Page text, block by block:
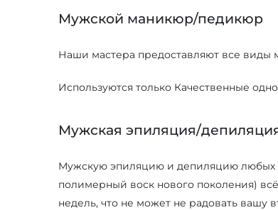
Мужской маникюр/педикюр
Наши мастера предоставляют все виды
Используются только Качественные
Мужская эпиляция/
Мужскую эпиляцию и депиляцию любых
полимерный воск нового поколения)
недель, что не может не радовать вашу